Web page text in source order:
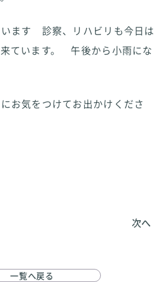
ます 診察、リハビリも今日は
ています。 午後から小雨にな
お気をつけてお出かけくださ
次へ
一覧へ戻る